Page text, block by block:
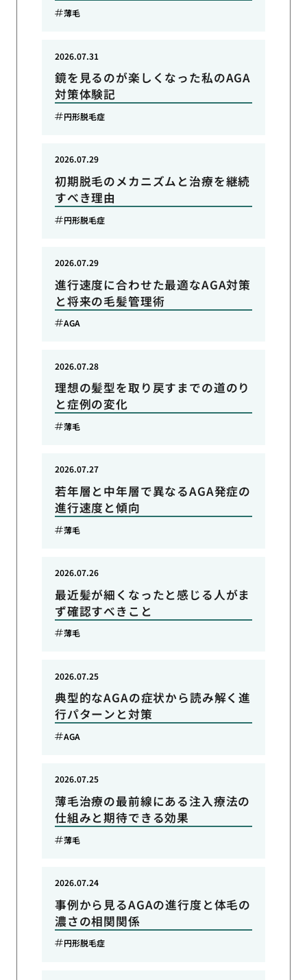
薄毛
鏡を見るのが楽しくなった私のAGA
対策体験記
2026.07.31
円形脱毛症
初期脱毛のメカニズムと治療を継続
すべき理由
2026.07.29
円形脱毛症
進行速度に合わせた最適なAGA対策
と将来の毛髪管理術
2026.07.29
AGA
理想の髪型を取り戻すまでの道のり
と症例の変化
2026.07.28
薄毛
若年層と中年層で異なるAGA発症の
進行速度と傾向
2026.07.27
薄毛
最近髪が細くなったと感じる人がま
ず確認すべきこと
2026.07.26
薄毛
典型的なAGAの症状から読み解く進
行パターンと対策
2026.07.25
AGA
薄毛治療の最前線にある注入療法の
仕組みと期待できる効果
2026.07.25
薄毛
事例から見るAGAの進行度と体毛の
濃さの相関関係
2026.07.24
円形脱毛症